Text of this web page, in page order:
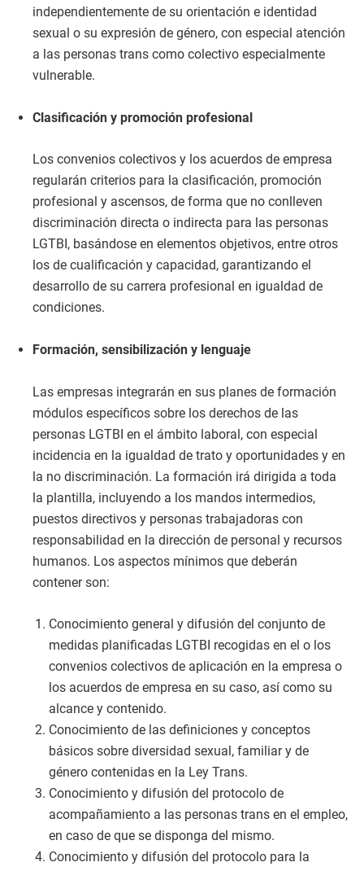
independientemente de su orientación e identidad
sexual o su expresión de género, con especial atención
a las personas trans como colectivo especialmente
vulnerable.
Clasificación y promoción profesional
Los convenios colectivos y los acuerdos de empresa
regularán criterios para la clasificación, promoción
profesional y ascensos, de forma que no conlleven
discriminación directa o indirecta para las personas
LGTBI, basándose en elementos objetivos, entre otros
los de cualificación y capacidad, garantizando el
desarrollo de su carrera profesional en igualdad de
condiciones.
Formación, sensibilización y lenguaje
Las empresas integrarán en sus planes de formación
módulos específicos sobre los derechos de las
personas LGTBI en el ámbito laboral, con especial
incidencia en la igualdad de trato y oportunidades y en
la no discriminación. La formación irá dirigida a toda
la plantilla, incluyendo a los mandos intermedios,
puestos directivos y personas trabajadoras con
responsabilidad en la dirección de personal y recursos
humanos. Los aspectos mínimos que deberán
contener son:
Conocimiento general y difusión del conjunto de
medidas planificadas LGTBI recogidas en el o los
convenios colectivos de aplicación en la empresa o
los acuerdos de empresa en su caso, así como su
alcance y contenido.
Conocimiento de las definiciones y conceptos
básicos sobre diversidad sexual, familiar y de
género contenidas en la Ley Trans.
Conocimiento y difusión del protocolo de
acompañamiento a las personas trans en el empleo,
en caso de que se disponga del mismo.
Conocimiento y difusión del protocolo para la